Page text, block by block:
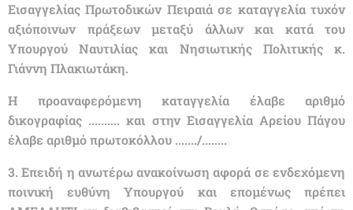
Εισαγγελίας Πρωτοδικών Πειραιά σε καταγγελία τυχόν
αξιόποινων πράξεων μεταξύ άλλων και κατά του
Υπουργού Ναυτιλίας και Νησιωτικής Πολιτικής κ.
Γιάννη Πλακιωτάκη.
Η προαναφερόμενη καταγγελία έλαβε αριθμό
δικογραφίας .......... και στην Εισαγγελία Αρείου Πάγου
έλαβε αριθμό πρωτοκόλλου ......./........
3. Επειδή η ανωτέρω ανακοίνωση αφορά σε ενδεχόμενη
ποινική ευθύνη Υπουργού και επομένως πρέπει